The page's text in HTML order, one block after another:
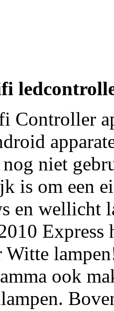
Controller
nog niet
is om een
en wellicht
Witte
ook